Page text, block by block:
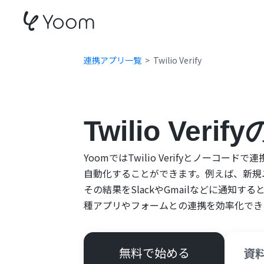
連携アプリ一覧 Twilio Verify
Twilio Verify
YoomではTwilio Verifyとノーコードで連
自動化することができます。例えば、新
その結果をSlackやGmailなどに通知する
種アプリやフォームとの連携を効率化で
無料で始める 資